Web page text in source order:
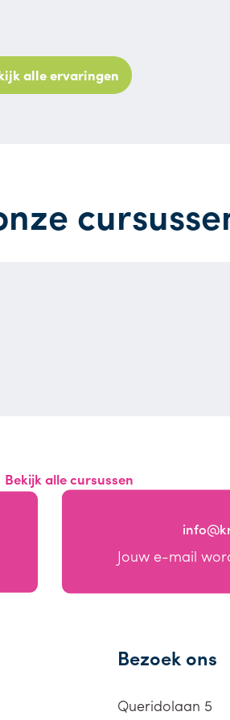
alle ervaringen
Bekijk alle cursussen
Jouw e-mail
Bezoek ons
Queridolaan 5